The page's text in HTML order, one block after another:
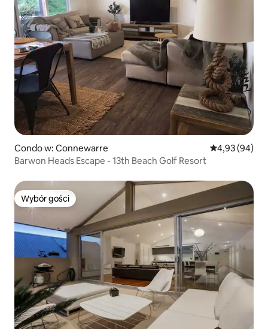
Condo w: Connewarre Średnia
4,93 (94)
Barwon Heads Escape - 13th Beach Golf Resort
Wybór gości
Wybór gości